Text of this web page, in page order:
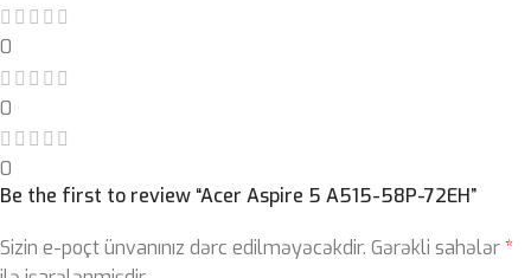
0
0
0
Be the first to review “Acer Aspire 5 A515-58P-72EH”
Sizin e-poçt ünvanınız dərc edilməyəcəkdir. Gərəkli sahələr*